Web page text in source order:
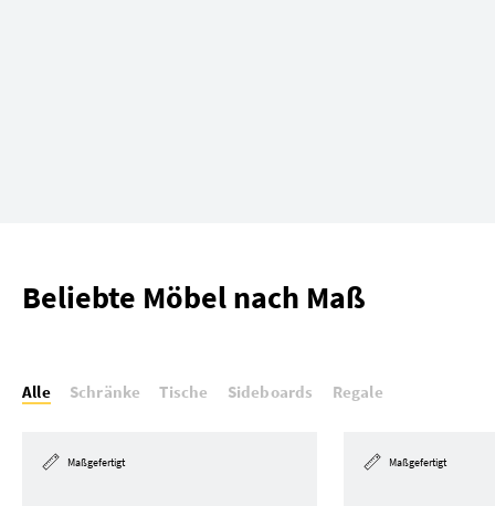
Beliebte Möbel nach Maß
Alle Schränke Tische Sideboards Regale
Maßgefertigt Maßgefertigt